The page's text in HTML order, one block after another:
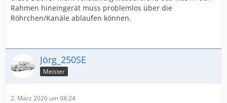
Rahmen hineingerät muss problemlos über die
Röhrchen/Kanäle ablaufen können.
Jörg_250SE
Meister
2. März 2026 um 08:24